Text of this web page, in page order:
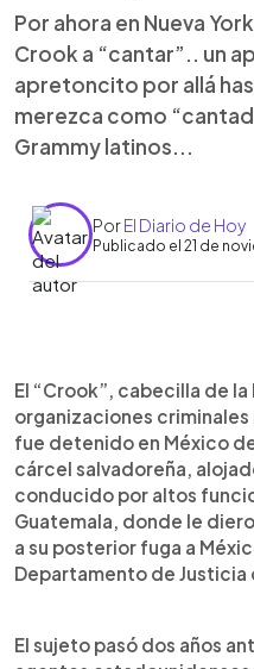
Por ahora en Nueva
Crook a “cantar”.. un
apretoncito por allá
merezca como
Grammy latinos...
PorEl Diario de Hoy
Publicado el 21 de
► Escuchar artículo
El “Crook”, cabecilla de
organizaciones
fue detenido en México
cárcel salvadoreña,
conducido por altos
Guatemala, donde le
a su posterior fuga a
Departamento de Justicia
El sujeto pasó dos años